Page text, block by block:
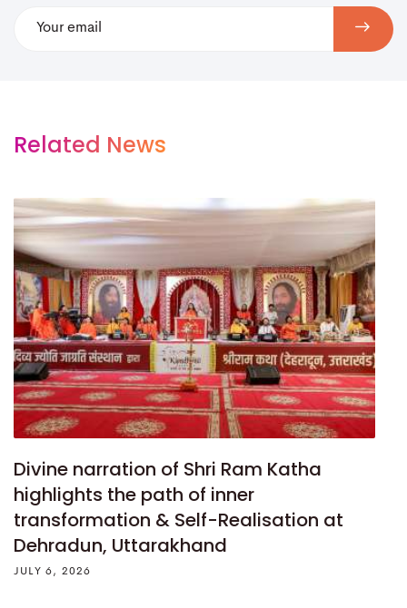
Related News
Divine narration of Shri Ram Katha
highlights the path of inner
transformation & Self-Realisation at
Dehradun, Uttarakhand
JULY 6, 2026